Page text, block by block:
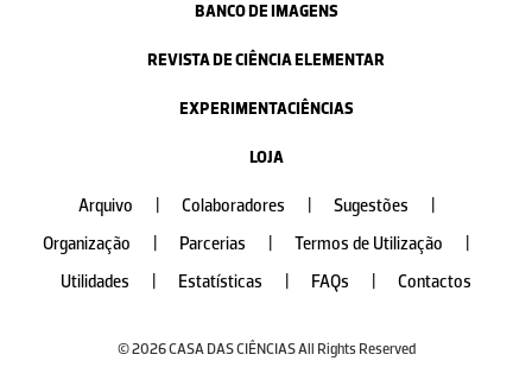
BANCO DE IMAGENS
REVISTA DE CIÊNCIA ELEMENTAR
EXPERIMENTACIÊNCIAS
LOJA
Arquivo Colaboradores Sugestões
Organização
Parcerias Termos de Utilização
Utilidades
Estatísticas FAQs Contactos
© 2026 CASA DAS CIÊNCIAS All Rights Reserved